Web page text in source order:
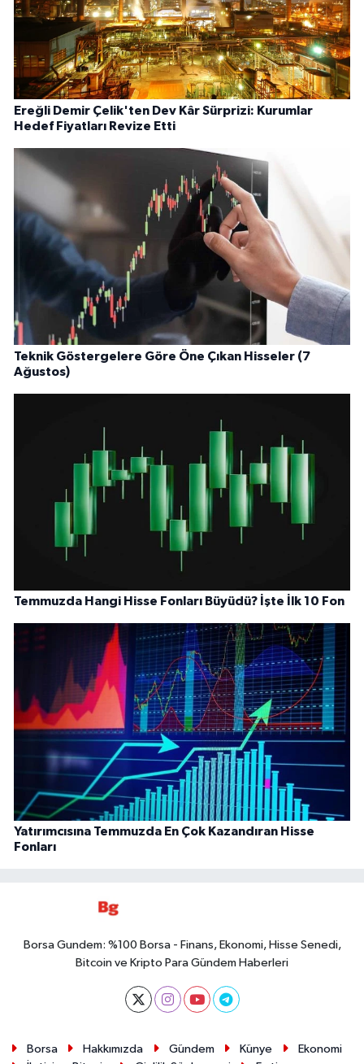
Ereğli Demir Çelik'ten Dev Kâr Sürprizi: Kurumlar
Hedef Fiyatları Revize Etti
Teknik Göstergelere Göre Öne Çıkan Hisseler (7
Ağustos)
Temmuzda Hangi Hisse Fonları Büyüdü? İşte İlk 10 Fon
Yatırımcısına Temmuzda En Çok Kazandıran Hisse
Fonları
Borsa Gundem: %100 Borsa - Finans, Ekonomi, Hisse Senedi,
Bitcoin ve Kripto Para Gündem Haberleri
Borsa Hakkımızda Gündem Künye
Ekonomi